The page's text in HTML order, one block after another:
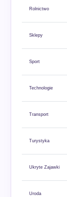
Rolnictwo
Sklepy
Sport
Technologie
Transport
Turystyka
Ukryte Zajawki
Uroda